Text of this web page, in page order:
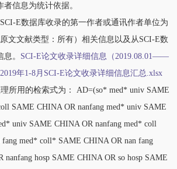
信息为统计依据。
E数据库收录的第一作者或通讯作者单位为
文文献类型：所有）相关信息以及从SCI-E数
。 SCI-E论文收录详细信息（2019.08.01——
2019年1-8月SCI-E论文收录详细信息汇总.xlsx
用的检索式为： AD=(so* med* univ SAME
SAME CHINA OR nanfang med* univ SAME
univ SAME CHINA OR nanfang med* coll
med* coll* SAME CHINA OR nan fang
nanfang hosp SAME CHINA OR so hosp SAME